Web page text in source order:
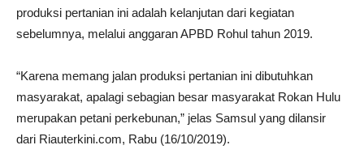
produksi pertanian ini adalah kelanjutan dari kegiatan
sebelumnya, melalui anggaran APBD Rohul tahun 2019.
“Karena memang jalan produksi pertanian ini dibutuhkan
masyarakat, apalagi sebagian besar masyarakat Rokan Hulu
merupakan petani perkebunan,” jelas Samsul yang dilansir
dari Riauterkini.com, Rabu (16/10/2019).